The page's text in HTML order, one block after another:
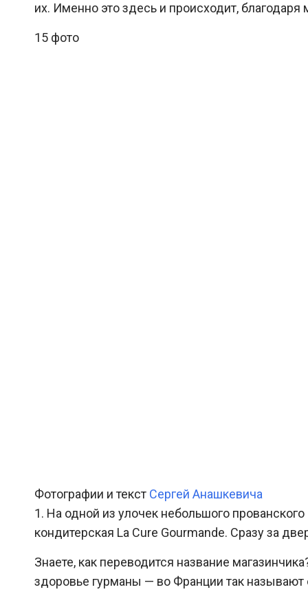
их. Именно это здесь и происходит,
15 фото
Фотографии и текст Сергей Анашкевича
1. На одной из улочек небольшого
кондитерская La Cure Gourmande. Сразу за
Знаете, как переводится название
здоровье гурманы — во Франции так